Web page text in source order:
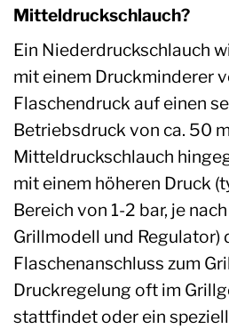
Mitteldruckschlauch?
Ein Niederdruckschlauch
mit einem Druckminderer
Flaschendruck auf einen
Betriebsdruck von ca. 50
Mitteldruckschlauch
mit einem höheren Druck
Bereich von 1-2 bar, je
Grillmodell und Regulator)
Flaschenanschluss zum
Druckregelung oft im
stattfindet oder ein